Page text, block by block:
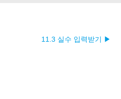
11.3 실수 입력받기 ▶︎